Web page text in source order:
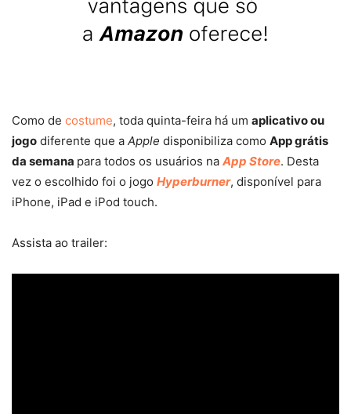
Como de costume, toda quinta-feira há um aplicativo ou
jogo diferente que a Apple disponibiliza como App grátis
da semana para todos os usuários na App Store. Desta
vez o escolhido foi o jogo Hyperburner, disponível para
iPhone, iPad e iPod touch.
Assista ao trailer: